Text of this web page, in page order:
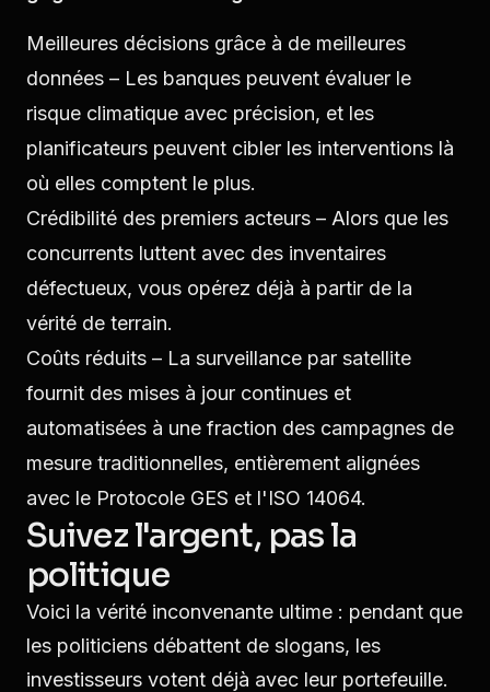
Meilleures décisions grâce à de meilleures
données – Les banques peuvent évaluer le
risque climatique avec précision, et les
planificateurs peuvent cibler les interventions là
où elles comptent le plus.
Crédibilité des premiers acteurs – Alors que les
concurrents luttent avec des inventaires
défectueux, vous opérez déjà à partir de la
vérité de terrain.
Coûts réduits – La surveillance par satellite
fournit des mises à jour continues et
automatisées à une fraction des campagnes de
mesure traditionnelles, entièrement alignées
avec le Protocole GES et l'ISO 14064.
Suivez l'argent, pas la
politique
Voici la vérité inconvenante ultime : pendant que
les politiciens débattent de slogans, les
investisseurs votent déjà avec leur portefeuille.